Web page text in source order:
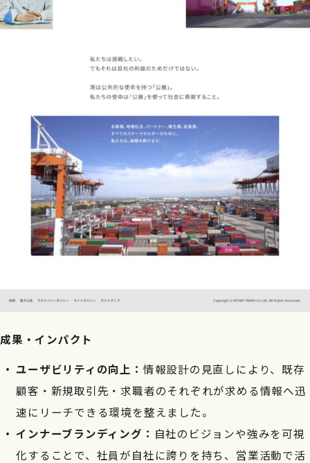
成果・インパクト
ユーザビリティの向上： 情報設計の見直しにより、既存
顧客・新規取引先・求職者のそれぞれが求める情報へ迅
速にリーチできる環境を整えました。
インナーブランディング： 自社のビジョンや強みを可視
化することで、社員が自社に誇りを持ち、営業活動で活